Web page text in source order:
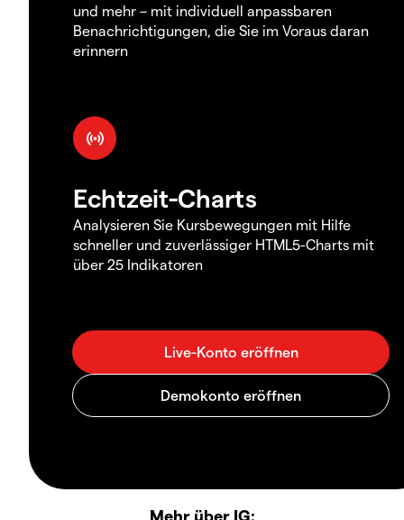
und mehr – mit individuell anpassbaren
Benachrichtigungen, die Sie im Voraus daran
erinnern
Echtzeit-Charts
Analysieren Sie Kursbewegungen mit Hilfe
schneller und zuverlässiger HTML5-Charts mit
über 25 Indikatoren
Mehr über IG: